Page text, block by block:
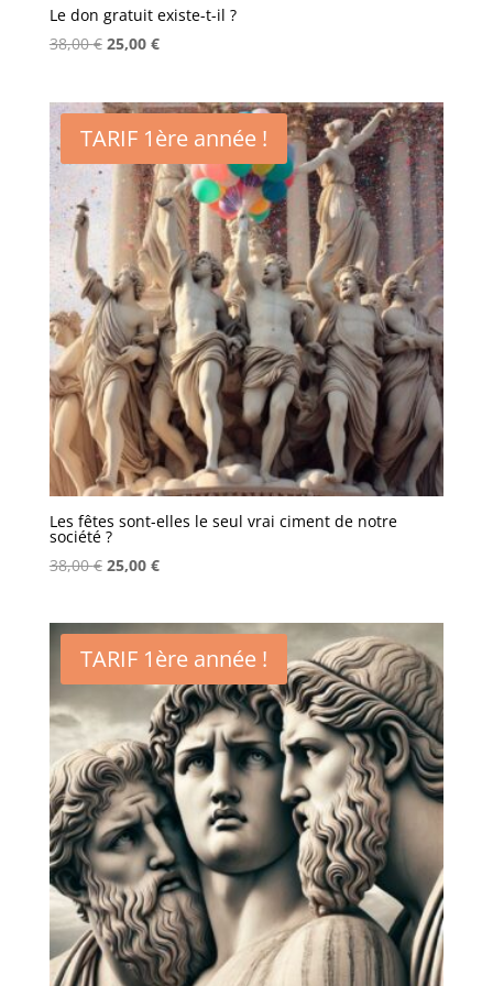
Le don gratuit existe-t-il ?
38,00€ Le
était :
38,00 €.
25,00 €Le
est :
25,00 €.
TARIF 1ère année !
Les fêtes sont-elles le seul vrai ciment de notre
société ?
38,00€ Le
était :
38,00 €.
25,00 €Le
est :
25,00 €.
TARIF 1ère année !